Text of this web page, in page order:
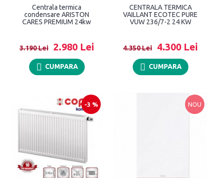
Centrala termica
condensare ARISTON
CARES PREMIUM 24kw
3.190 Lei 2.980 Lei
CUMPARA
CENTRALA TERMICA
VAILLANT ECOTEC PURE
VUW 236/7-2 24 KW
4.350 Lei 4.300 Lei
CUMPARA
-3 % NOU